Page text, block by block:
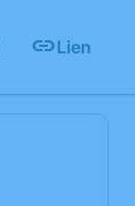
Lien